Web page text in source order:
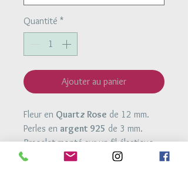
Quantité *
Ajouter au panier
Fleur en Quartz Rose de 12 mm.
Perles en argent 925 de 3 mm.
Bracelet monté sur un fil élastique
très resistant.